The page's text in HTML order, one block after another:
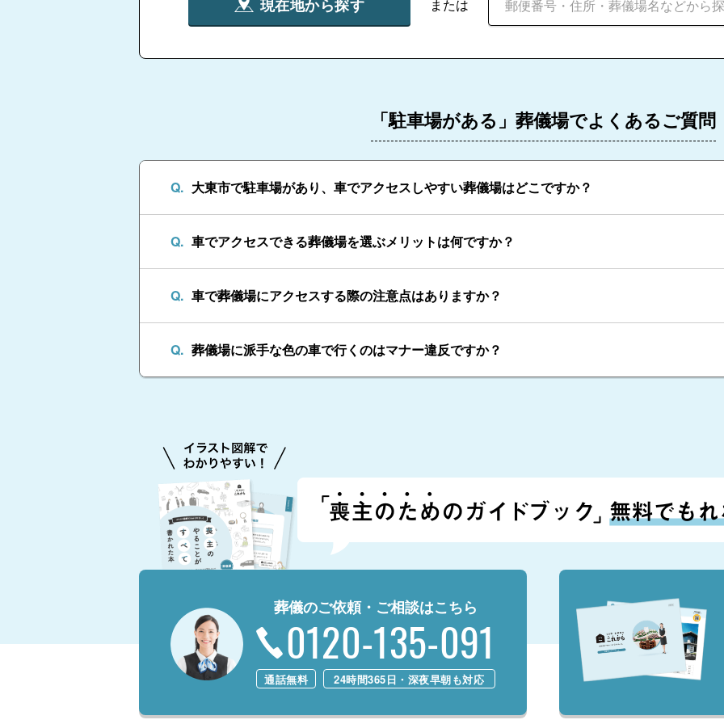
現在地から探す または
「駐車場がある」葬儀場でよくあるご質問
大東市で駐車場があり、車でアクセスしやすい葬儀場はどこですか？
車でアクセスできる葬儀場を選ぶメリットは何ですか？
車で葬儀場にアクセスする際の注意点はありますか？
葬儀場に派手な色の車で行くのはマナー違反ですか？
葬儀のご依頼・ご相談はこちら
0120-135-091
通話無料 24時間365日・深夜早朝も対応